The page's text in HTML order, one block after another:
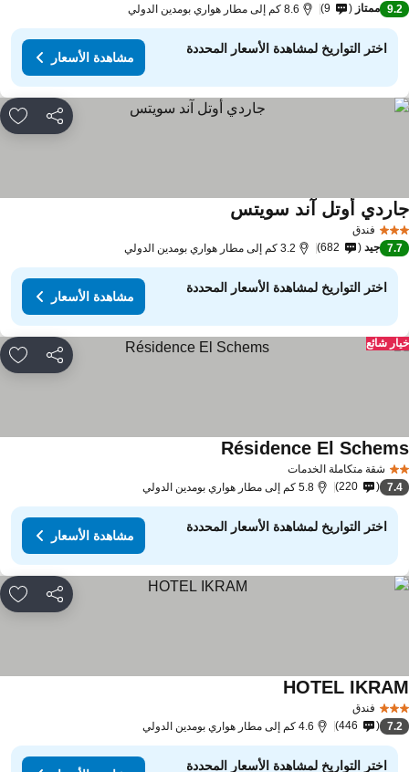
9.2 ممتاز 9 8.6 كم إلى مطار هواري بومدين الدولي
اختر التواريخ لمشاهدة الأسعار المحددة
مشاهدة الأسعار
مشاركة
فندق
أوتل آند سويتس
7.7 جيد 682 3.2 كم إلى مطار هواري بومدين الدولي
اختر التواريخ لمشاهدة الأسعار المحددة
مشاهدة الأسعار
مشاركة
شائع
شقة متكاملة الخدمات
Résidence El
7.4
220 5.8 كم إلى مطار هواري بومدين الدولي
اختر التواريخ لمشاهدة الأسعار المحددة
مشاهدة الأسعار
مشاركة
فندق
HOTEL
7.2
446 4.6 كم إلى مطار هواري بومدين الدولي
اختر التواريخ لمشاهدة الأسعار المحددة